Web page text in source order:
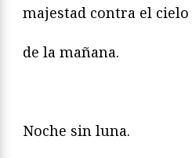
majestad contra el cielo
de la mañana.
Noche sin luna.